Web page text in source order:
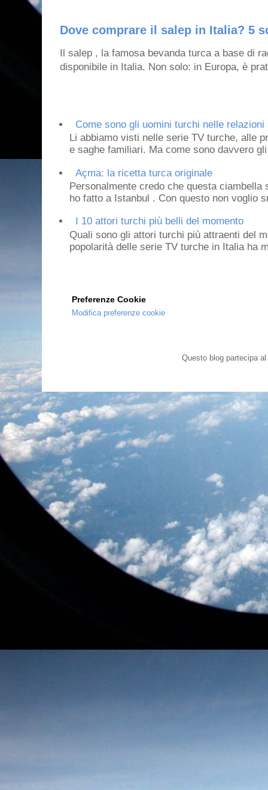
Dove comprare il salep in Italia? 5
Il salep , la famosa bevanda turca a base di
disponibile in Italia. Non solo: in Europa, è
Come sono gli uomini turchi nelle
Li abbiamo visti nelle serie TV turche, alle
e saghe familiari. Ma come sono davvero
Açma: la ricetta turca originale
Personalmente credo che questa
ho fatto a Istanbul . Con questo non voglio
I 10 attori turchi più belli del momento
Quali sono gli attori turchi più attraenti del
popolarità delle serie TV turche in Italia ha
Preferenze Cookie
Modifica preferenze cookie
Questo blog partecipa